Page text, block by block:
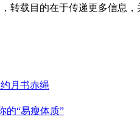
载目的在于传递更多信息
月书赤绳
的“易瘦体质”